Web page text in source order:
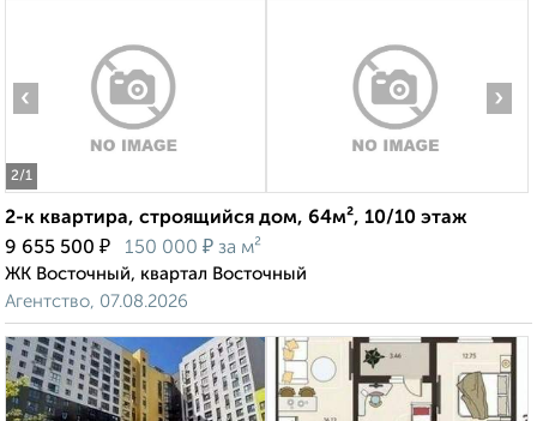
2/1
‹ ›
2-к квартира, строящийся дом, 64м², 10/10 этаж
9 655 500 ₽ 150 000 ₽ за м²
ЖК Восточный, квартал Восточный
Агентство, 07.08.2026